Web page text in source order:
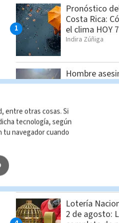
Pronóstico
Costa Rica:
el clima HOY
Indira Zúñiga
Hombre
Siquirres
Chances
Lotería
2 de agosto:
entre otras cosas. Si
tecnología, según
tu navegador cuando